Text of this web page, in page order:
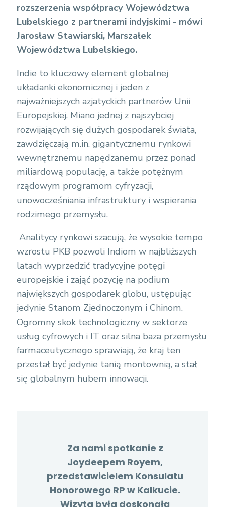
rozszerzenia współpracy Województwa
Lubelskiego z partnerami indyjskimi - mówi
Jarosław Stawiarski, Marszałek
Województwa Lubelskiego.
Indie to kluczowy element globalnej
układanki ekonomicznej i jeden z
najważniejszych azjatyckich partnerów Unii
Europejskiej. Miano jednej z najszybciej
rozwijających się dużych gospodarek świata,
zawdzięczają m.in. gigantycznemu rynkowi
wewnętrznemu napędzanemu przez ponad
miliardową populację, a także potężnym
rządowym programom cyfryzacji,
unowocześniania infrastruktury i wspierania
rodzimego przemysłu.
Analitycy rynkowi szacują, że wysokie tempo
wzrostu PKB pozwoli Indiom w najbliższych
latach wyprzedzić tradycyjne potęgi
europejskie i zająć pozycję na podium
największych gospodarek globu, ustępując
jedynie Stanom Zjednoczonym i Chinom.
Ogromny skok technologiczny w sektorze
usług cyfrowych i IT oraz silna baza przemysłu
farmaceutycznego sprawiają, że kraj ten
przestał być jedynie tanią montownią, a stał
się globalnym hubem innowacji.
Za nami spotkanie z
Joydeepem Royem,
przedstawicielem Konsulatu
Honorowego RP w Kalkucie.
Wizyta była doskonałą